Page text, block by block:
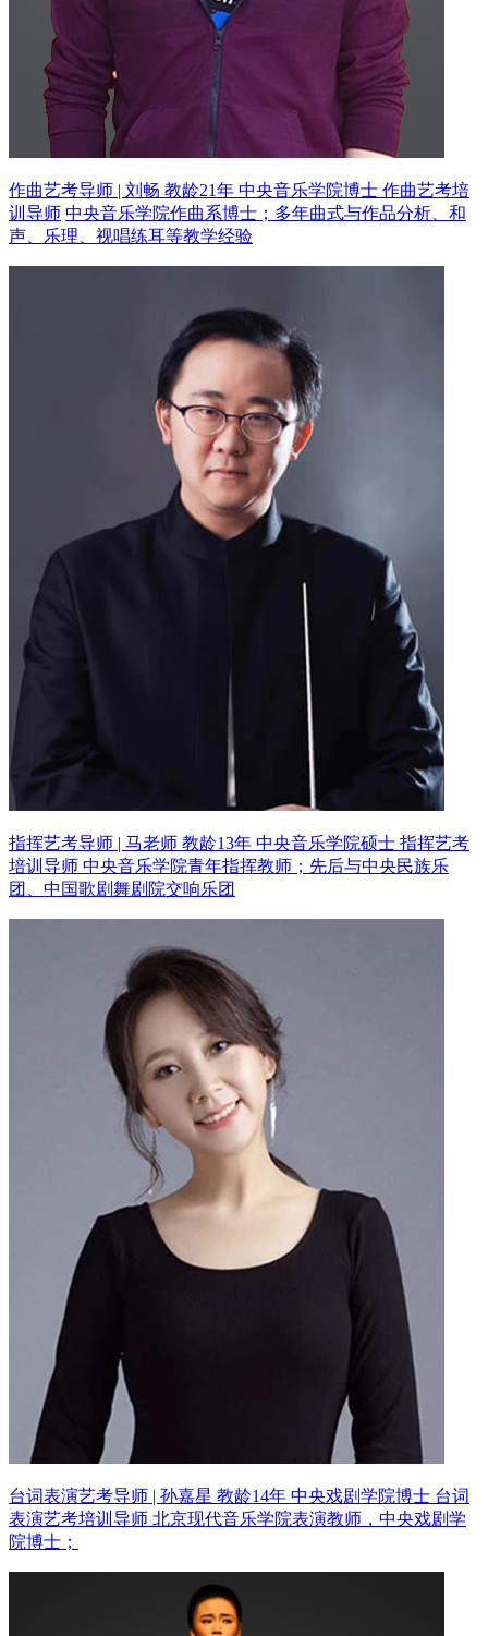
作曲艺考导师 | 刘畅 教龄21年 中央音乐学院博士 作曲艺考培
训导师 中央音乐学院作曲系博士；多年曲式与作品分析、和
声、乐理、视唱练耳等教学经验
指挥艺考导师 | 马老师 教龄13年 中央音乐学院硕士 指挥艺考
培训导师 中央音乐学院青年指挥教师；先后与中央民族乐
团、中国歌剧舞剧院交响乐团
台词表演艺考导师 | 孙嘉星 教龄14年 中央戏剧学院博士 台词
表演艺考培训导师 北京现代音乐学院表演教师，中央戏剧学
院博士；